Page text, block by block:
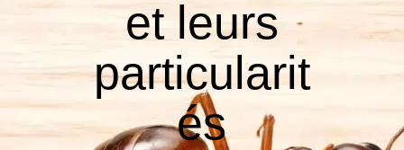
et leurs
particularit
és